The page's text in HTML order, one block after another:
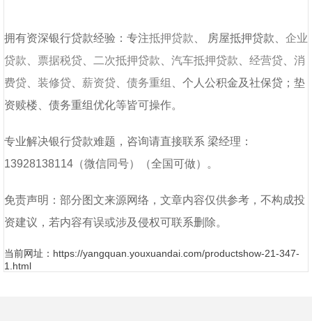
拥有资深银行贷款经验：专注抵押贷款 房屋抵押贷款
企业
贷款
票据税贷 二次抵押贷款 汽车抵押贷款 经营贷
消
费贷
装修贷 薪资贷 债务重组
、个人公积金及社保贷；垫
资赎楼、债务重组优化等皆可操作。
专业解决银行贷款难题，咨询请直接联系 梁经理 ：
13928138114 （微信同号）（全国可做） 。
免责声明：部分图文来源网络，文章内容仅供参考，不构成投
资建议，若内容有误或涉及侵权可联系删除。
当前网址：https://yangquan.youxuandai.com/productshow-21-347-
1.html